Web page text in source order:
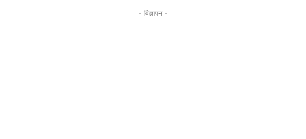
- विज्ञापन -